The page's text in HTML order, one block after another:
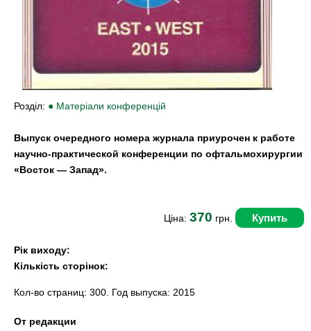
Розділ: ● Матеріали конференцій
Выпуск очередного номера журнала приурочен к работе
научно-практической конференции по офтальмохирургии
«Восток — Запад».
Ціна: 370 грн. Купить
Рік виходу:
Кількість сторінок:
Кол-во страниц: 300. Год выпуска: 2015
От редакции